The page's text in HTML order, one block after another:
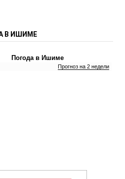
В ИШИМЕ
Погода в Ишиме
Прогноз на 2 недели